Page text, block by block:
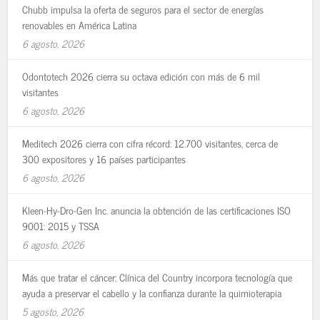
Chubb impulsa la oferta de seguros para el sector de energías
renovables en América Latina
6 agosto, 2026
Odontotech 2026 cierra su octava edición con más de 6 mil
visitantes
6 agosto, 2026
Meditech 2026 cierra con cifra récord: 12.700 visitantes, cerca de
300 expositores y 16 países participantes
6 agosto, 2026
Kleen-Hy-Dro-Gen Inc. anuncia la obtención de las certificaciones ISO
9001: 2015 y TSSA
6 agosto, 2026
Más que tratar el cáncer: Clínica del Country incorpora tecnología que
ayuda a preservar el cabello y la confianza durante la quimioterapia
5 agosto, 2026